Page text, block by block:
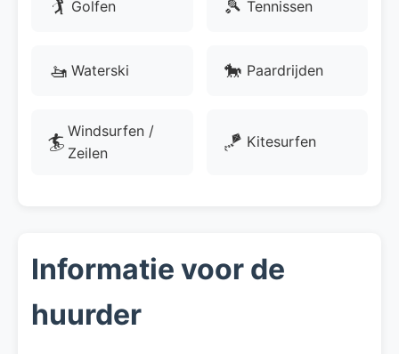
🏌 Golfen 🎾 Tennissen
🚤 Waterski 🐎 Paardrijden
🏄
Windsurfen /
Zeilen
🪁 Kitesurfen
Informatie voor de
huurder